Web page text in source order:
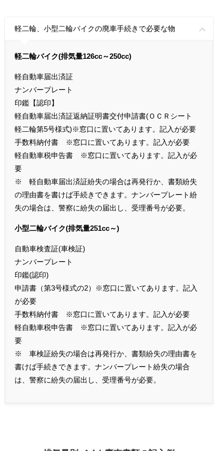
軽二輪、小型二輪バイクの廃車手続きで必要な物
軽二輪バイク(排気量126cc～250cc)
軽自動車届出済証
ナンバープレート
印鑑【認印】
軽自動車届出済証返納証明書交付申請書(ＯＣＲシート
軽二輪第5号様式)※窓口に置いてあります。記入が必要
手数料納付書 ※窓口に置いてあります。記入が必要
軽自動車税申告書 ※窓口に置いてあります。記入が必
要
※ 軽自動車届出済証紛失の場合は再発行か、書類紛失
の理由書を書けば手続きできます。ナンバープレート紛
失の場合は、警察に紛失の届出し、受理番号が必要。
小型二輪バイク(排気量251cc～)
自動車検査証(車検証)
ナンバープレート
印鑑(認印)
申請書（第3号様式の2）※窓口に置いてあります。記入
が必要
手数料納付書 ※窓口に置いてあります。記入が必要
軽自動車税申告書 ※窓口に置いてあります。記入が必
要
※ 車検証紛失の場合は再発行か、書類紛失の理由書を
書けば手続きできます。ナンバープレート紛失の場合
は、警察に紛失の届出し、受理番号が必要。